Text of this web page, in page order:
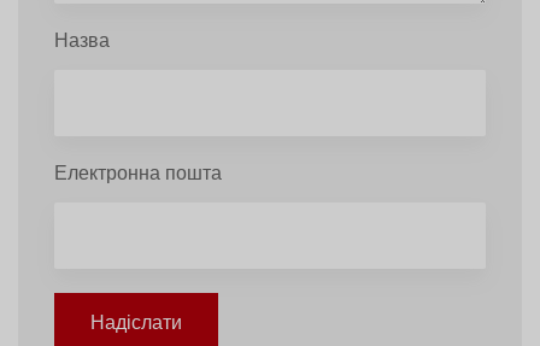
Назва
Електронна пошта
Надіслати